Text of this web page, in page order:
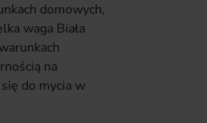
domowych,
waga Biała
na
do mycia w